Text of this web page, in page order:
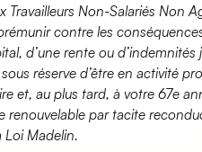
Travailleurs Non-Salariés Non
contre les
d’une rente ou
réserve d’être en activité
et, au plus tard, à votre 67e
renouvelable par tacite
Loi Madelin.